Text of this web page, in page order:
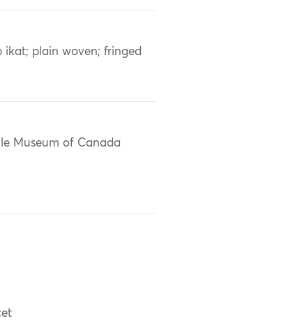
ikat; plain woven; fringed
Museum of Canada